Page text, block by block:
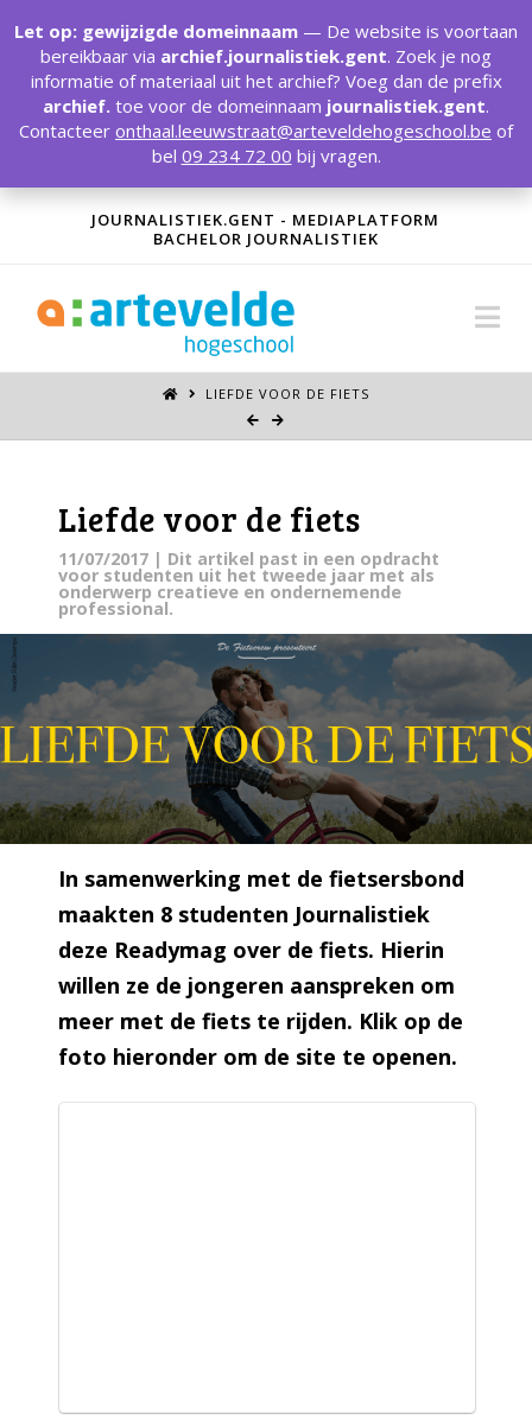
JOURNALISTIEK.GENT - MEDIAPLATFORM
BACHELOR JOURNALISTIEK
LIEFDE VOOR DE FIETS
Liefde voor de fiets
11/07/2017 | Dit artikel past in een opdracht
voor studenten uit het tweede jaar met als
onderwerp creatieve en ondernemende
professional.
In samenwerking met de fietsersbond
maakten 8 studenten Journalistiek
deze Readymag over de fiets. Hierin
willen ze de jongeren aanspreken om
meer met de fiets te rijden. Klik op de
foto hieronder om de site te openen.
Let op: gewijzigde domeinnaam — De website is voortaan
bereikbaar via archief.journalistiek.gent. Zoek je nog
informatie of materiaal uit het archief? Voeg dan de prefix
archief. toe voor de domeinnaam journalistiek.gent.
Contacteer onthaal.leeuwstraat@arteveldehogeschool.be of
bel 09 234 72 00 bij vragen.